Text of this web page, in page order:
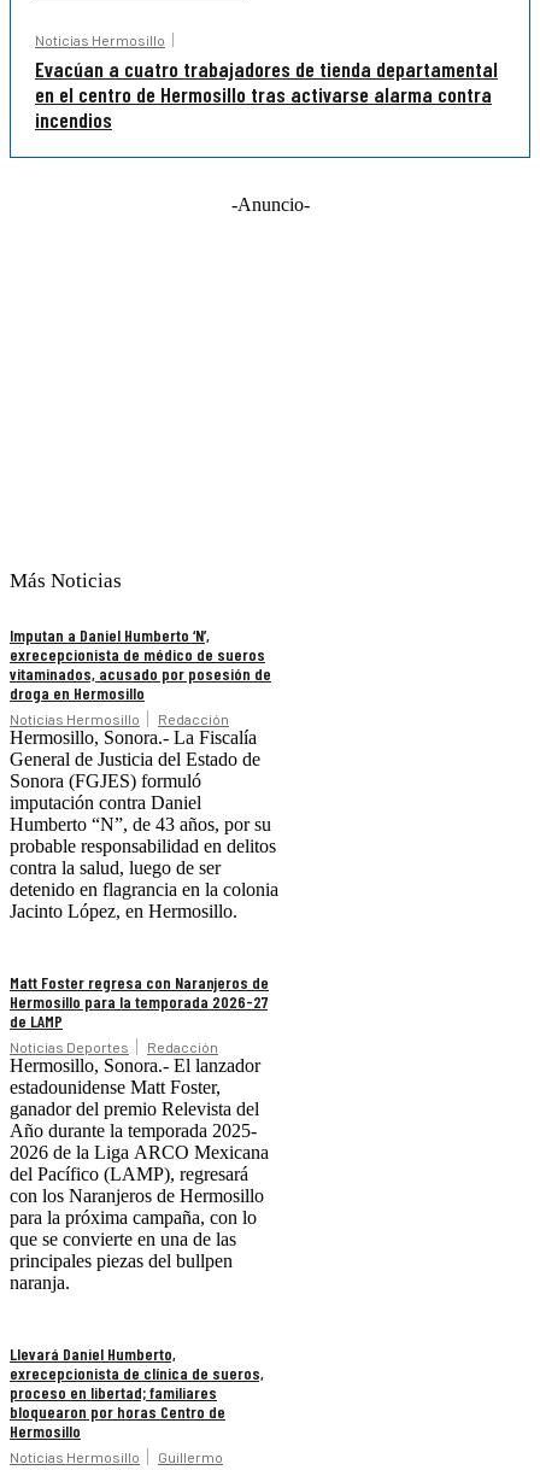
Noticias Hermosillo
Evacúan a cuatro trabajadores de tienda departamental
en el centro de Hermosillo tras activarse alarma contra
incendios
-Anuncio-
Más Noticias
Imputan a Daniel Humberto ‘N’,
exrecepcionista de médico de sueros
vitaminados, acusado por posesión de
droga en Hermosillo
Noticias Hermosillo Redacción
Hermosillo, Sonora.- La Fiscalía
General de Justicia del Estado de
Sonora (FGJES) formuló
imputación contra Daniel
Humberto “N”, de 43 años, por su
probable responsabilidad en delitos
contra la salud, luego de ser
detenido en flagrancia en la colonia
Jacinto López, en Hermosillo.
Matt Foster regresa con Naranjeros de
Hermosillo para la temporada 2026-27
de LAMP
Noticias Deportes Redacción
Hermosillo, Sonora.- El lanzador
estadounidense Matt Foster,
ganador del premio Relevista del
Año durante la temporada 2025-
2026 de la Liga ARCO Mexicana
del Pacífico (LAMP), regresará
con los Naranjeros de Hermosillo
para la próxima campaña, con lo
que se convierte en una de las
principales piezas del bullpen
naranja.
Llevará Daniel Humberto,
exrecepcionista de clínica de sueros,
proceso en libertad; familiares
bloquearon por horas Centro de
Hermosillo
Noticias Hermosillo
Guillermo